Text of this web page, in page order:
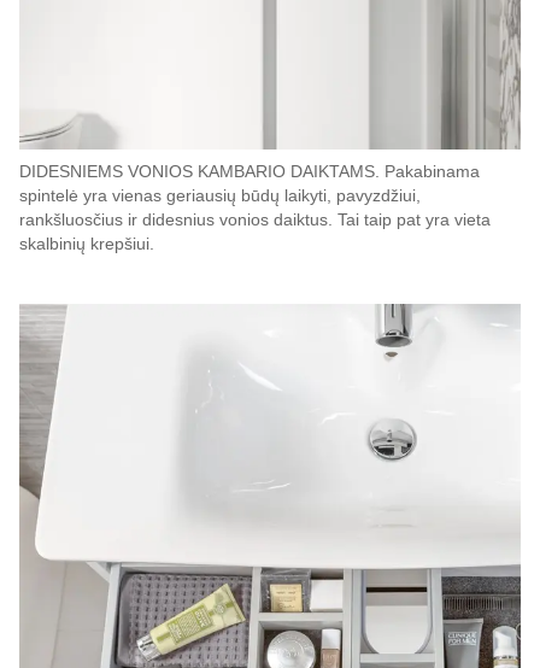
DIDESNIEMS VONIOS KAMBARIO DAIKTAMS. Pakabinama
spintelė yra vienas geriausių būdų laikyti, pavyzdžiui,
rankšluosčius ir didesnius vonios daiktus. Tai taip pat yra vieta
skalbinių krepšiui.